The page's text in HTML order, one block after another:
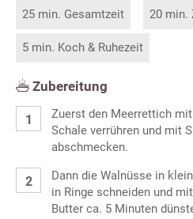
25 min. Gesamtzeit 20 min.
5 min. Koch & Ruhezeit
Zubereitung
Zuerst den Meerrettich
Schale verrühren und mit
abschmecken.
Dann die Walnüsse in
in Ringe schneiden und
Butter ca. 5 Minuten